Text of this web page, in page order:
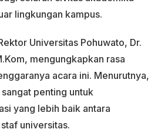
lingkungan kampus.
Universitas Pohuwato, Dr.
mengungkapkan rasa
acara ini. Menurutnya,
penting untuk
yang lebih baik antara
universitas.